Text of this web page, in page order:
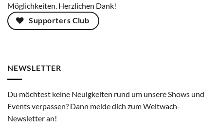
Möglichkeiten. Herzlichen Dank!
Supporters Club
NEWSLETTER
Du möchtest keine Neuigkeiten rund um unsere Shows und
Events verpassen? Dann melde dich zum Weltwach-
Newsletter an!